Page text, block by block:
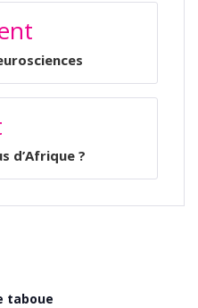
d’Afrique ?
taboue